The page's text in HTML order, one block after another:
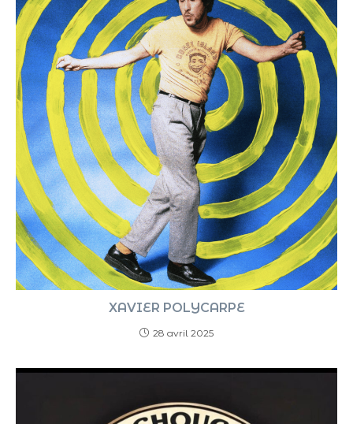
XAVIER POLYCARPE
28 avril 2025